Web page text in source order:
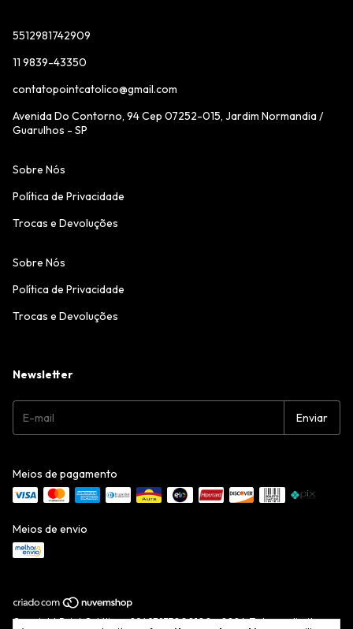
5512981742909
11 9839-43350
contatopointcatolico@gmail.com
Avenida Do Contorno, 94 Cep 07252-015, Jardim Normandia /
Guarulhos - SP
Sobre Nós
Política de Privacidade
Trocas e Devoluções
Sobre Nós
Política de Privacidade
Trocas e Devoluções
Newsletter
Meios de pagamento
Meios de envio
Copyright Point Católico - 29493837000100 - 2026. Todos os direitos